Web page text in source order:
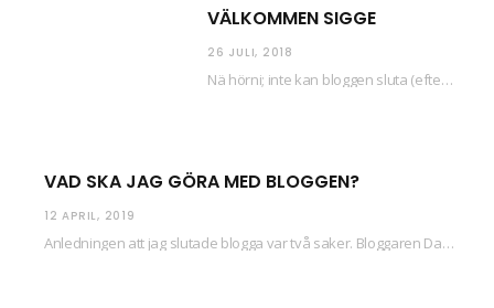
VÄLKOMMEN SIGGE
26 JULI, 2018
Nä hörni; inte kan bloggen sluta (eftersom jag så sällan uppdaterar skiten) i sånt supermoll.…
VAD SKA JAG GÖRA MED BLOGGEN?
12 APRIL, 2019
Anledningen att jag slutade blogga var två saker. Bloggaren Daniel skrev ut checkar som personen…